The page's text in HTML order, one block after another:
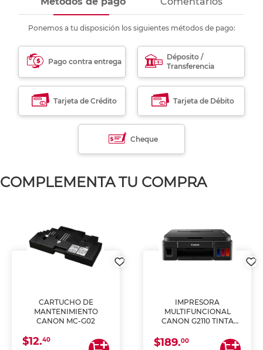
Ponemos a tu disposición los siguientes métodos de pago:
Pago contra entrega
Déposito /
Transferencia
Tarjeta de Crédito Tarjeta de Débito
Cheque
COMPLEMENTA TU COMPRA
CARTUCHO DE
MANTENIMIENTO
CANON MC-G02
$12.40
IMPRESORA
MULTIFUNCIONAL
CANON G2110 TINTA
$189.00